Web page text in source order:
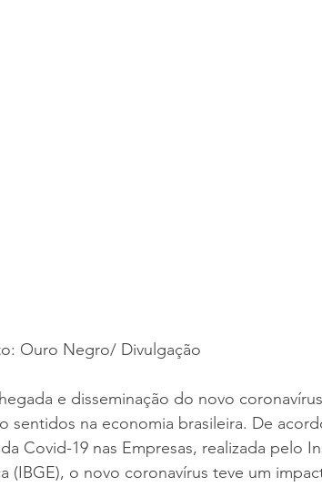
Ouro Negro/ Divulgação
e disseminação do novo
sentidos na economia brasileira. De
Covid-19 nas Empresas, realizada pelo
(IBGE), o novo coronavírus teve um